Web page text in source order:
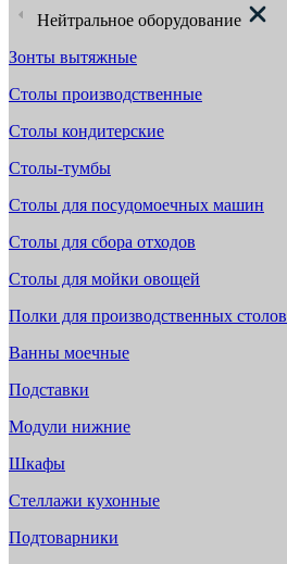
Нейтральное оборудование
Зонты вытяжные
Столы производственные
Столы кондитерские
Столы-тумбы
Столы для посудомоечных машин
Столы для сбора отходов
Столы для мойки овощей
Полки для производственных столов
Ванны моечные
Подставки
Модули нижние
Шкафы
Стеллажи кухонные
Подтоварники